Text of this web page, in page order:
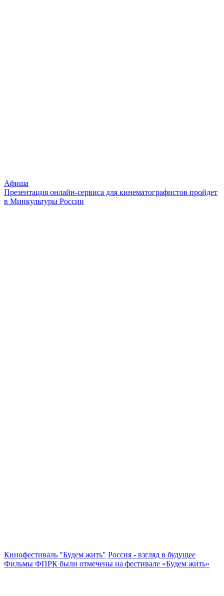
Афиша
Презентация онлайн-сервиса для кинематографистов пройдет
в Минкультуры России
Кинофестиваль "Будем жить" Россия - взгляд в будущее
Фильмы ФПРК были отмечены на фестивале «Будем жить»